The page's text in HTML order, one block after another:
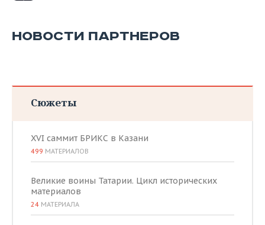
НОВОСТИ ПАРТНЕРОВ
Сюжеты
XVI саммит БРИКС в Казани
499 МАТЕРИАЛОВ
Великие воины Татарии. Цикл исторических
материалов
24 МАТЕРИАЛА